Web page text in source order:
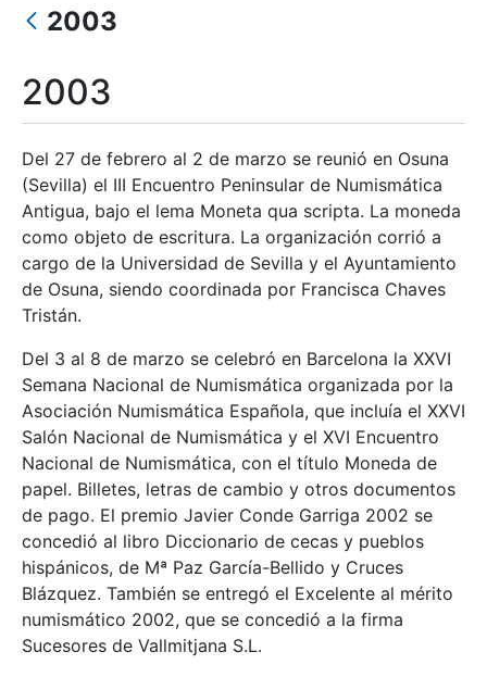
Mostrar/Ocultar
Mostrar/Ocultar
Mostrar/Ocultar
2003
2003
Del 27 de febrero al 2 de marzo se reunió en Osuna
(Sevilla) el III Encuentro Peninsular de Numismática
Antigua, bajo el lema Moneta qua scripta. La moneda
como objeto de escritura. La organización corrió a
cargo de la Universidad de Sevilla y el Ayuntamiento
de Osuna, siendo coordinada por Francisca Chaves
Tristán.
Del 3 al 8 de marzo se celebró en Barcelona la XXVI
Semana Nacional de Numismática organizada por la
Asociación Numismática Española, que incluía el XXVI
Salón Nacional de Numismática y el XVI Encuentro
Nacional de Numismática, con el título Moneda de
papel. Billetes, letras de cambio y otros documentos
de pago. El premio Javier Conde Garriga 2002 se
concedió al libro Diccionario de cecas y pueblos
hispánicos, de Mª Paz García-Bellido y Cruces
Blázquez. También se entregó el Excelente al mérito
numismático 2002, que se concedió a la firma
Sucesores de Vallmitjana S.L.